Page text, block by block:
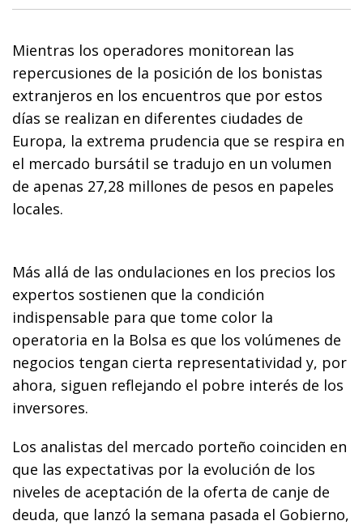
Mientras los operadores monitorean las
repercusiones de la posición de los bonistas
extranjeros en los encuentros que por estos
días se realizan en diferentes ciudades de
Europa, la extrema prudencia que se respira en
el mercado bursátil se tradujo en un volumen
de apenas 27,28 millones de pesos en papeles
locales.
Más allá de las ondulaciones en los precios los
expertos sostienen que la condición
indispensable para que tome color la
operatoria en la Bolsa es que los volúmenes de
negocios tengan cierta representatividad y, por
ahora, siguen reflejando el pobre interés de los
inversores.
Los analistas del mercado porteño coinciden en
que las expectativas por la evolución de los
niveles de aceptación de la oferta de canje de
deuda, que lanzó la semana pasada el Gobierno,